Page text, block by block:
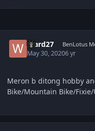
Ward27 BenLotus
May 30, 20206 yr
Meron b ditong hobby
Bike/Mountain Bike/